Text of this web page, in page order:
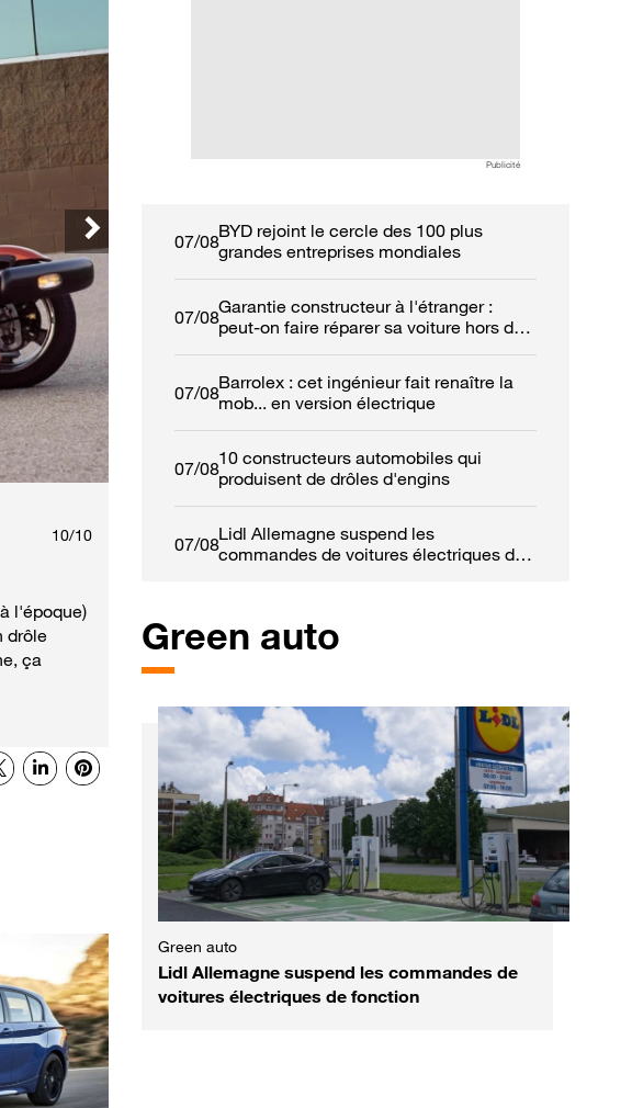
10/10
l'époque)
drôle
ça
X LinkedInPinterest
Publicité
07/08BYD rejoint le cercle des 100 plus
grandes entreprises mondiales
07/08Garantie constructeur à l'étranger :
peut-on faire réparer sa voiture hors de
07/08Barrolex : cet ingénieur fait renaître la
mob... en version électrique
07/0810 constructeurs automobiles qui
produisent de drôles d'engins
07/08Lidl Allemagne suspend les
commandes de voitures électriques de
Green auto
Green auto
Lidl Allemagne suspend les commandes de
voitures électriques de fonction